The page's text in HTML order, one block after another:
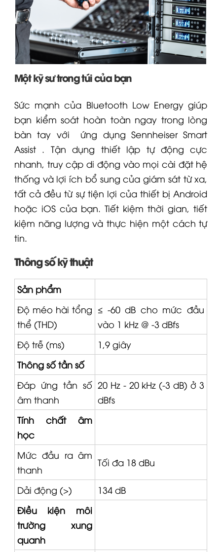
Một kỹ sư trong túi của bạn
Sức mạnh của Bluetooth Low Energy giúp
bạn kiểm soát hoàn toàn ngay trong lòng
bàn tay với ứng dụng Sennheiser Smart
Assist. Tận dụng thiết lập tự động cực
nhanh, truy cập di động vào mọi cài đặt hệ
thống và lợi ích bổ sung của giám sát từ xa,
tất cả đều từ sự tiện lợi của thiết bị Android
hoặc iOS của bạn. Tiết kiệm thời gian, tiết
kiệm năng lượng và thực hiện một cách tự
tin.
Thông số kỹ thuật
Sản phẩm
Độ méo hài tổng
thể (THD)
≤ -60 dB cho mức đầu
vào 1 kHz @ -3 dBfs
Độ trễ (ms)
1,9 giây
Thông số tần số
Đáp ứng tần số
âm thanh
20 Hz - 20 kHz (-3 dB) ở 3
dBfs
Tính chất âm
học
Mức đầu ra âm
thanh
Tối đa 18 dBu
Dải động (>)
134 dB
Điều kiện môi
trường xung
quanh